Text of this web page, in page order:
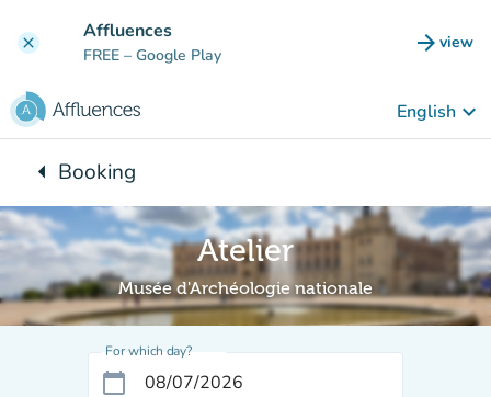
clear Affluences
FREE – Google Play arrow_forward view
(new
English keyboard_arrow_down
arrow_leftBack to:
Booking
Atelier
Musée d'Archéologie nationale
For which day?
calendar_today